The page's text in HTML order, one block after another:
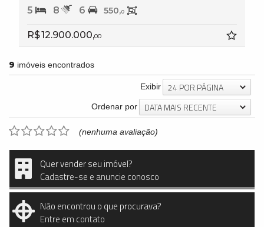
5 8 6 550,0
R$ 12.900.000,00
9 imóveis encontrados
Exibir 24 POR PÁGINA
Ordenar por DATA MAIS RECENTE
(nenhuma avaliação)
Quer vender seu imóvel?
Cadastre-se e anuncie conosco
Não encontrou o que procurava?
Entre em contato